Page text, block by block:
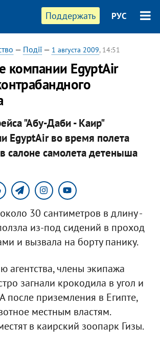
Поддержать РУС
— Події— 1 августа 2009, 14:51
компании EgyptAir
"Абу-Даби - Каир"
EgyptAir во время полета
салоне самолета детеныша
30 сантиметров в длину -
из-под сидений в проход
и вызвала на борту панику.
агентства, члены экипажа
загнали крокодила в угол и
после приземления в Египте,
местным властям.
в каирский зоопарк Гизы.